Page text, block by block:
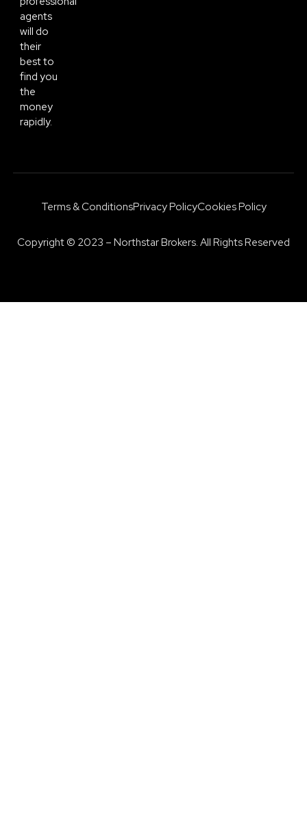
agents
will do
their
best to
find you
the
money
rapidly.
Copyright © 2023 – Northstar Brokers. All Rights Reserved
Terms & ConditionsPrivacy PolicyCookies Policy